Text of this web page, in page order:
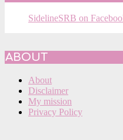
SidelineSRB on
ABOUT
About
Disclaimer
My mission
Privacy Policy